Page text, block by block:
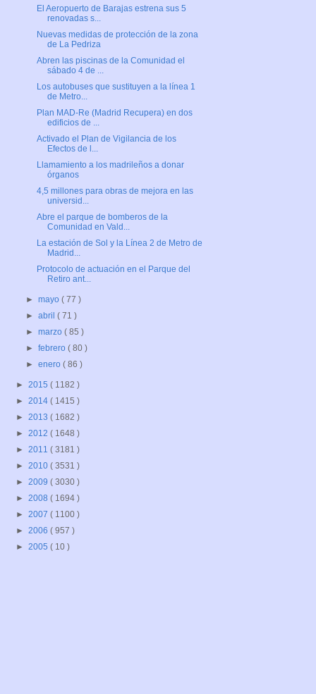
El Aeropuerto de Barajas estrena sus 5
renovadas s...
Nuevas medidas de protección de la zona
de La Pedriza
Abren las piscinas de la Comunidad el
sábado 4 de ...
Los autobuses que sustituyen a la línea 1
de Metro...
Plan MAD-Re (Madrid Recupera) en dos
edificios de ...
Activado el Plan de Vigilancia de los
Efectos de l...
Llamamiento a los madrileños a donar
órganos
4,5 millones para obras de mejora en las
universid...
Abre el parque de bomberos de la
Comunidad en Vald...
La estación de Sol y la Línea 2 de Metro de
Madrid...
Protocolo de actuación en el Parque del
Retiro ant...
►mayo( 77 )
►abril( 71 )
►marzo( 85 )
►febrero( 80 )
►enero( 86 )
► 2015 ( 1182 )
► 2014 ( 1415 )
► 2013 ( 1682 )
► 2012 ( 1648 )
► 2011 ( 3181 )
► 2010 ( 3531 )
► 2009 ( 3030 )
► 2008 ( 1694 )
► 2007 ( 1100 )
► 2006 ( 957 )
► 2005 ( 10 )